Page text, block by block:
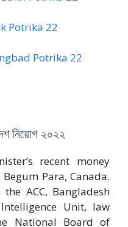
Potrika 22
Potrika 22
নিয়োগ ২০২২
recent money
Para, Canada.
ACC, Bangladesh
Unit, law
National Board of